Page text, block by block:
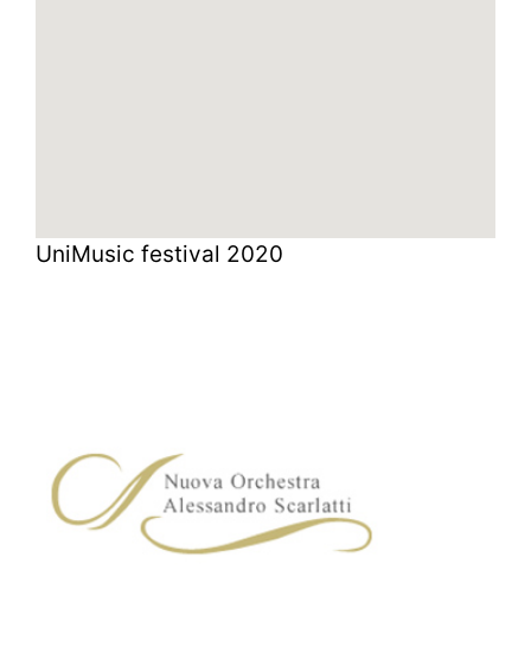
UniMusic festival 2020